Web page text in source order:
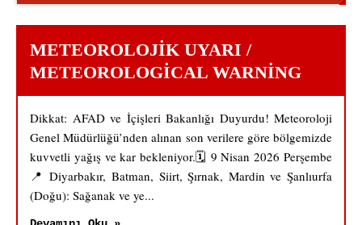
METEOROLOJIK UYARI /
METEOROLOGICAL WARNING
Dikkat: AFAD ve İçişleri Bakanlığı Duyurdu! Meteoroloji
Genel Müdürlüğü’nden alınan son verilere göre bölgemizde
kuvvetli yağış ve kar bekleniyor.🗓️ 9 Nisan 2026 Perşembe
📍 Diyarbakır, Batman, Siirt, Şırnak, Mardin ve Şanlıurfa
(Doğu): Sağanak ve ye...